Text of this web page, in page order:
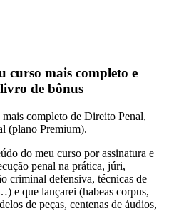
curso mais completo e
de bônus
completo de Direito Penal,
(plano Premium).
do meu curso por assinatura e
penal na prática, júri,
criminal defensiva, técnicas de
e que lançarei (habeas corpus,
de peças, centenas de áudios,